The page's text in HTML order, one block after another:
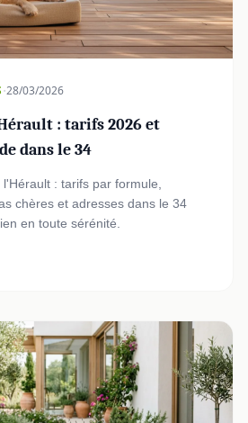
·28/03/2026
: tarifs 2026 et
dans le 34
: tarifs par formule,
chères et adresses dans le 34
en toute sérénité.